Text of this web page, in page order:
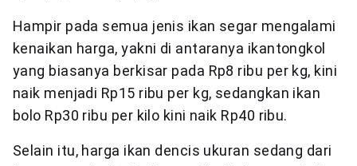
Hampir pada semua jenis ikan segar mengalami
kenaikan harga, yakni di antaranya ikantongkol
yang biasanya berkisar pada Rp8 ribu per kg, kini
naik menjadi Rp15 ribu per kg, sedangkan ikan
bolo Rp30 ribu per kilo kini naik Rp40 ribu.
Selain itu, harga ikan dencis ukuran sedang dari